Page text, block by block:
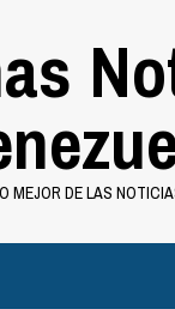
MEJOR DE LAS